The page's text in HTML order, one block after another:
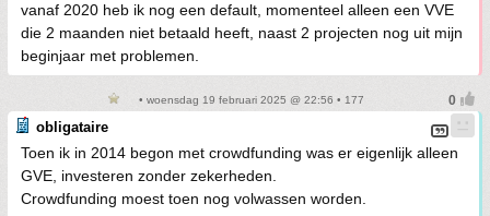
vanaf 2020 heb ik nog een default, momenteel alleen een VVE
die 2 maanden niet betaald heeft, naast 2 projecten nog uit mijn
beginjaar met problemen.
• woensdag 19 februari 2025 @ 22:56 • 177
obligataire
Toen ik in 2014 begon met crowdfunding was er eigenlijk alleen
GVE, investeren zonder zekerheden.
Crowdfunding moest toen nog volwassen worden.